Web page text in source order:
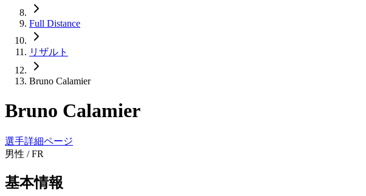
Full Distance
リザルト
Bruno Calamier
Bruno Calamier
選手詳細ページ
男性 /FR
基本情報